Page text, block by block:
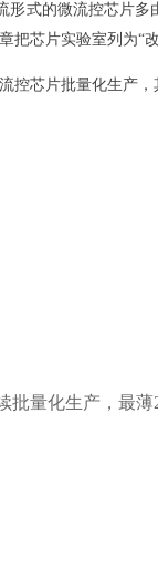
形式的微流控芯片
把芯片实验室列为“
控芯片批量化生产，
批量化生产，最薄